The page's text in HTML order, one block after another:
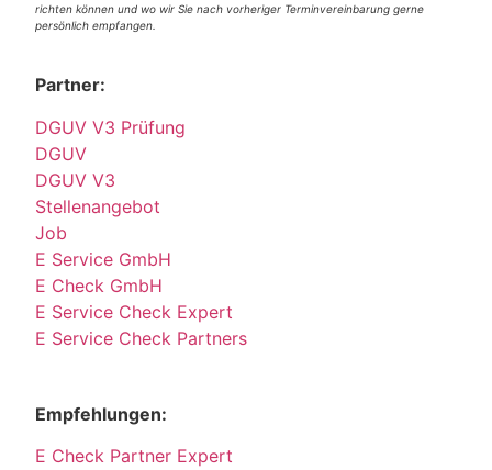
richten können und wo wir Sie nach vorheriger Terminvereinbarung gerne
persönlich empfangen.
Partner:
DGUV V3 Prüfung
DGUV
DGUV V3
Stellenangebot
Job
E Service GmbH
E Check GmbH
E Service Check Expert
E Service Check Partners
Empfehlungen:
E Check Partner Expert